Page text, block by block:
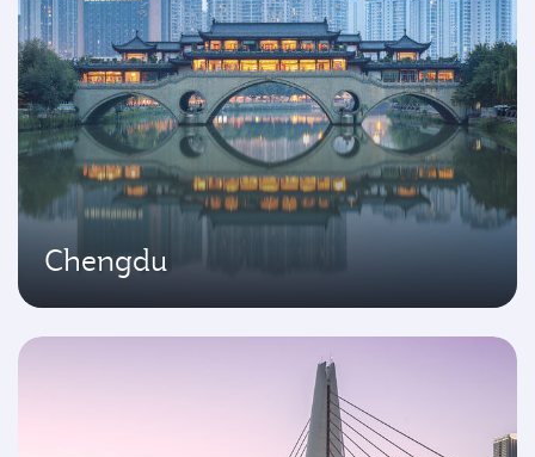
Chengdu